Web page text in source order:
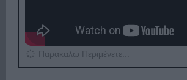
Παρακαλώ Περιμένετε...